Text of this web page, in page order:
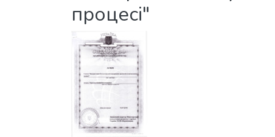
процесі"